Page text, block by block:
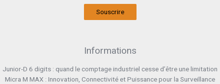
Souscrire
Informations
Junior-D 6 digits : quand le comptage industriel cesse d’être une limitation
Micra M MAX : Innovation, Connectivité et Puissance pour la Surveillance